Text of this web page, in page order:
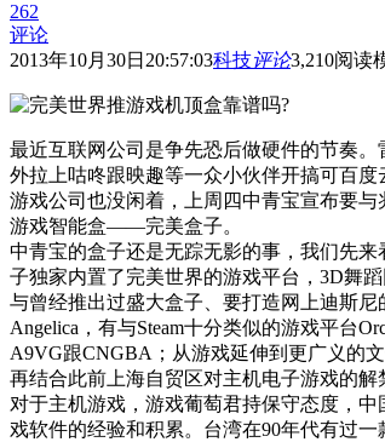
262
评论
2013年10月30日20:57:03科技评论3,210阅读
最近互联网公司是争先恐后做硬件的节奏
外拉上咕咚跟映趣等一众小伙伴开搞可百度
游戏公司也没闲着，上周四中青宝宣布要
游戏智能盒——完美盒子。
中青宝的盒子还是无踪无影的事，我们先
子独家内置了完美世界的游戏平台，3D舞
与曾经推出过盛大盒子、要打造网上迪斯
Angelica，有与Steam十分类似的游戏平台
A9VG跟CNGBA；从游戏延伸到更广义的
再结合此前上海自贸区对主机电子游戏的
对于主机游戏，游戏葡萄君持保守态度，
戏软件的经验和积累。台湾在90年代有过